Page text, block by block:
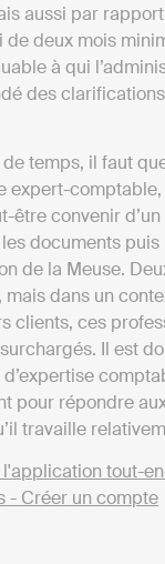
aussi par
de deux mois
à qui
des
temps, il faut
expert-comptable,
être convenir
documents puis
de la Meuse.
mais dans un
clients, ces
Il est
pour répondre
travaille